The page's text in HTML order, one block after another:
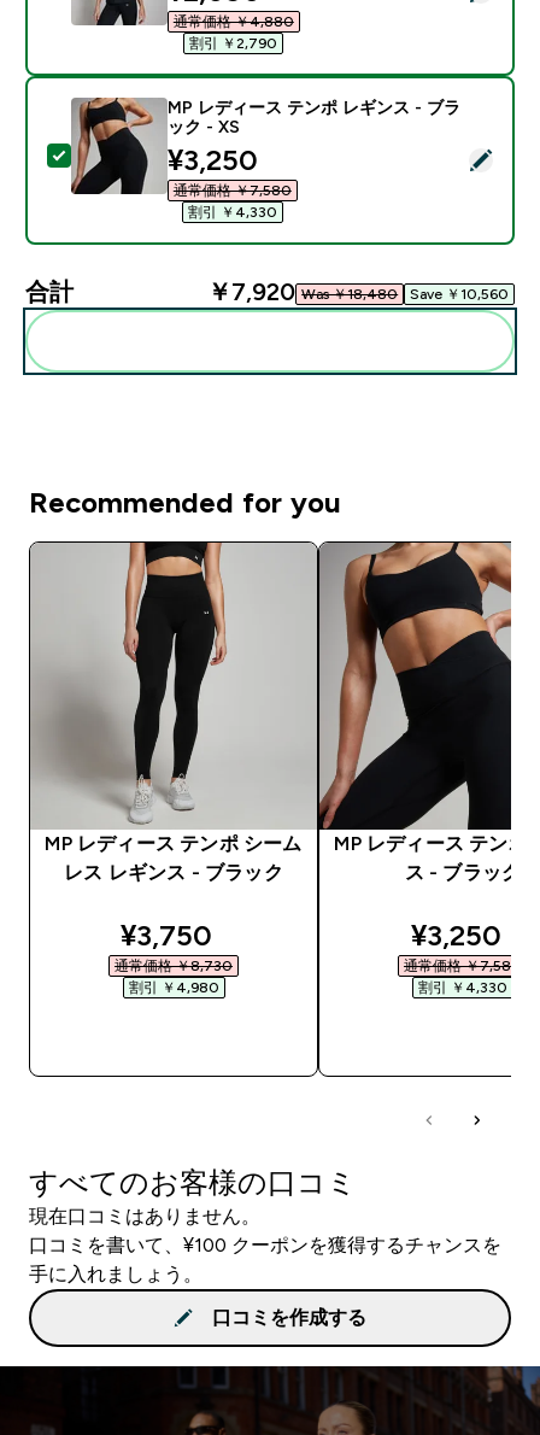
通常価格 ￥4,880‎
割引 ￥2,790‎
この商品を選択 - MP レディース テンポ レギンス -
MP レディース テンポ レギンス - ブラ
ック - XS
discounted price
¥3,250‎
通常価格 ￥7,580‎
割引 ￥4,330‎
合計 ￥7,920‎ Was ￥18,480‎ Save ￥10,560‎
Recommended for you
MP レディース テンポ シーム
レス レギンス - ブラック
discounted price
¥3,750‎
通常価格 ￥8,730‎
割引 ￥4,980‎
MP レディース テンポ
ス - ブラック
¥3,250‎
通常価格 ￥7,580‎
割引 ￥4,330‎
すべてのお客様の口コミ
現在口コミはありません。
口コミを書いて、¥100 クーポンを獲得するチャンスを
手に入れましょう。
口コミを作成する